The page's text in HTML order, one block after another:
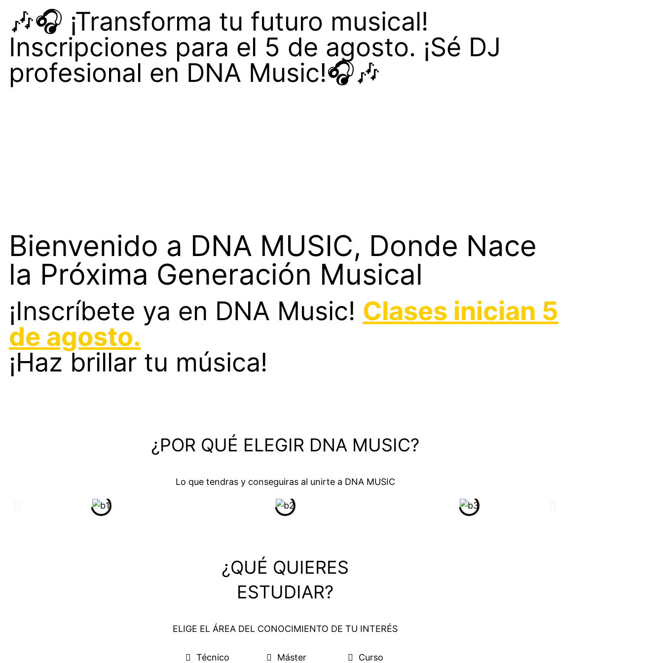
🎶🎧 ¡Transforma tu futuro musical!
Inscripciones para el 5 de agosto. ¡Sé DJ
profesional en DNA Music!🎧🎶
Bienvenido a DNA MUSIC, Donde Nace
la Próxima Generación Musical
¡Inscríbete ya en DNA Music! Clases inician 5
de agosto.
¡Haz brillar tu música!
¿POR QUÉ ELEGIR DNA MUSIC?
Lo que tendras y conseguiras al unirte a DNA MUSIC
¿QUÉ QUIERES
ESTUDIAR?
ELIGE EL ÁREA DEL CONOCIMIENTO DE TU INTERÉS
Técnico Máster Curso